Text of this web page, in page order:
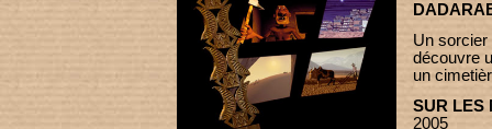
Un sorcier
découvre
un
SUR LES
2005